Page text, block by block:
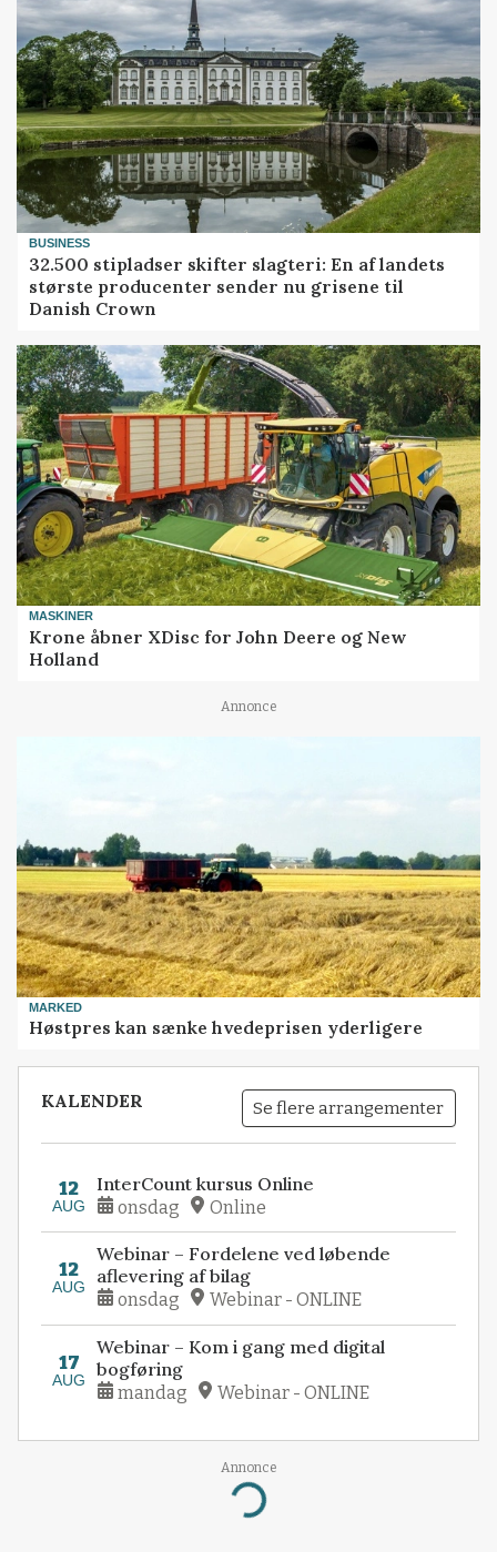
BUSINESS
32.500 stipladser skifter slagteri: En af landets
største producenter sender nu grisene til
Danish Crown
MASKINER
Krone åbner XDisc for John Deere og New
Holland
Annonce
MARKED
Høstpres kan sænke hvedeprisen yderligere
KALENDER Se flere arrangementer
12
AUG
InterCount kursus Online
onsdag Online
12
AUG
Webinar – Fordelene ved løbende
aflevering af bilag
onsdag Webinar - ONLINE
17
AUG
Webinar – Kom i gang med digital
bogføring
mandag Webinar - ONLINE
Annonce
Loading...